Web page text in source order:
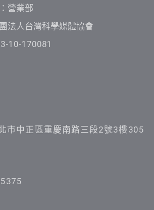
營業部
法人台灣科學媒體協會
10-170081
市中正區重慶南路三段2號3樓305